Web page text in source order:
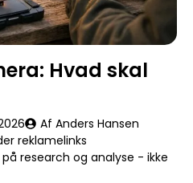
Hvad skal
Af Anders Hansen
reklamelinks
research og analyse - ikke